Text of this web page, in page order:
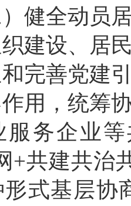
）健全动员
建设、居
完善党建
用，统筹
服务企业
+共建共治
式基层协